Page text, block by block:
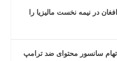
در نیمه نخست مالیزیا را
سانسور محتوای ضد ترامپ